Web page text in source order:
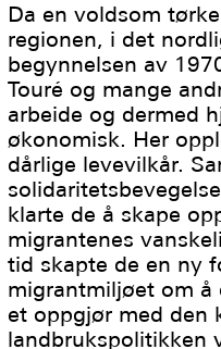
Da en voldsom
regionen, i det
begynnelsen av
Touré og mange
arbeide og dermed
økonomisk. Her
dårlige levevilkår.
klarte de å skape
migrantenes
tid skapte de en ny
migrantmiljøet om
et oppgjør med den
landbrukspolitikken